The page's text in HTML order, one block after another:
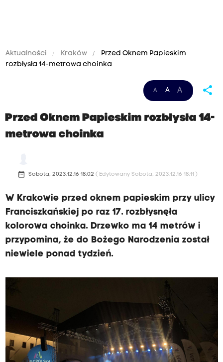
Aktualności Kraków
Przed Oknem Papieskim
rozbłysła 14-metrowa choinka
A A A share
Przed Oknem Papieskim rozbłysła 14-
metrowa choinka
date_range Sobota, 2023.12.16 18:02 ( Edytowany Sobota, 2023.12.16 18:11 )
W Krakowie przed oknem papieskim przy ulicy
Franciszkańskiej po raz 17. rozbłysnęła
kolorowa choinka. Drzewko ma 14 metrów i
przypomina, że do Bożego Narodzenia został
niewiele ponad tydzień.